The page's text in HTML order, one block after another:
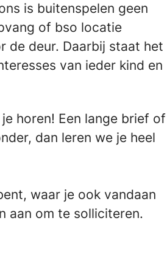
is buitenspelen geen
of bso locatie
de deur. Daarbij staat het
van ieder kind en
horen! Een lange brief of
dan leren we je heel
waar je ook vandaan
aan om te solliciteren.